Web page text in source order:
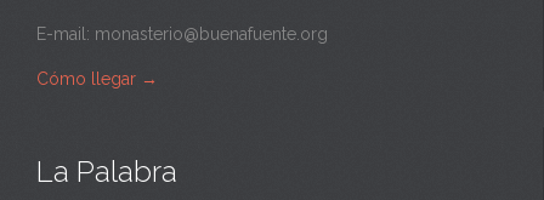
E-mail: monasterio@buenafuente.org
Cómo llegar →
La Palabra